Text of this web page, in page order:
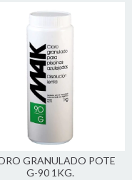
GRANULADO POTE
G-90 1KG.